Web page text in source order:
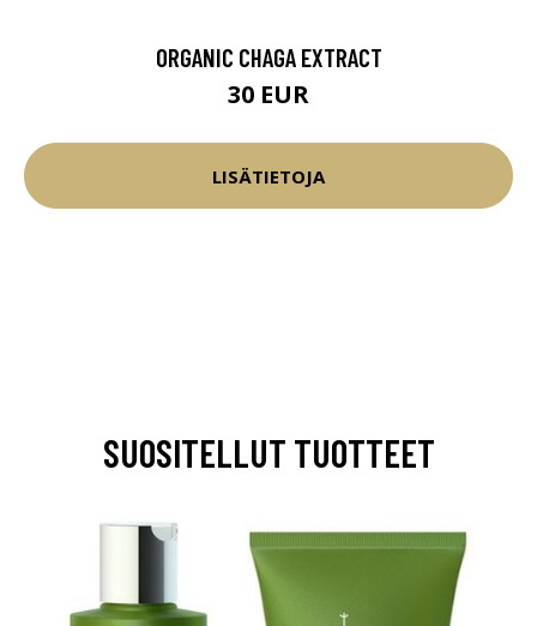
ORGANIC CHAGA EXTRACT
30 EUR
LISÄTIETOJA
SUOSITELLUT TUOTTEET